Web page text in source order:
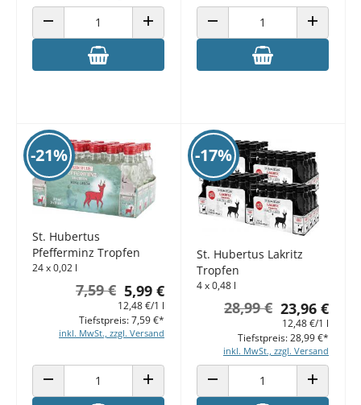
ANZAHL VERRINGERN ANZAHL ERHÖHENANZAHL VERRINGERN ANZAHL
-21%
St. Hubertus
Pfefferminz Tropfen
24 x 0,02 l
5,99 €
7,59 €
12,48 €/1 l
inkl. MwSt., zzgl. Versand
Tiefstpreis: 7,59 €*
ANZAHL VERRINGERN ANZAHL ERHÖHEN
-17%
St. Hubertus Lakritz
Tropfen
4 x 0,48 l
23,96 €
28,99 €
12,48 €/1 l
inkl. MwSt., zzgl. Versand
Tiefstpreis: 28,99 €*
ANZAHL VERRINGERN ANZAHL